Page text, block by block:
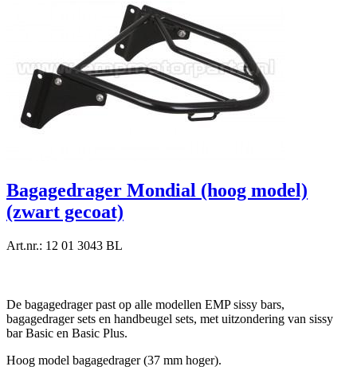
Bagagedrager Mondial (hoog model)
(zwart gecoat)
Art.nr.: 12 01 3043 BL
De bagagedrager past op alle modellen EMP sissy bars,
bagagedrager sets en handbeugel sets, met uitzondering van sissy
bar Basic en Basic Plus.
Hoog model bagagedrager (37 mm hoger).